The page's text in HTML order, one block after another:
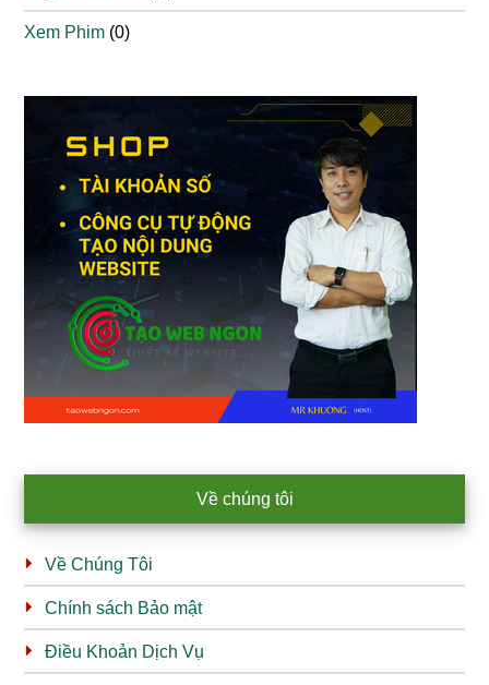
Xem Phim (0)
Về chúng tôi
Về Chúng Tôi
Chính sách Bảo mật
Điều Khoản Dịch Vụ